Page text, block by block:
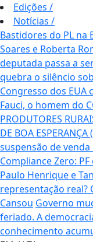
Edições /
Notícias /
Bastidores do PL na
Soares e Roberta
deputada passa a
quebra o silêncio
Congresso dos
Fauci, o homem do
PRODUTORES
DE BOA ESPERANÇA
suspensão de
Compliance Zero:
Paulo Henrique e
representação real?
Cansou Governo
feriado. A
conhecimento